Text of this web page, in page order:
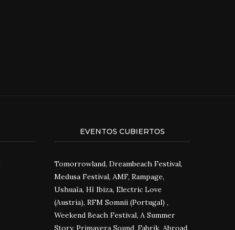
EVENTOS CUBIERTOS
Tomorrowland, Dreambeach Festival,
Medusa Festival, AMF, Rampage,
Ushuaïa, Hï Ibiza, Electric Love
(Austria), RFM Somnii (Portugal) ,
Weekend Beach Festival, A Summer
Story, Primavera Sound, Fabrik, Abroad